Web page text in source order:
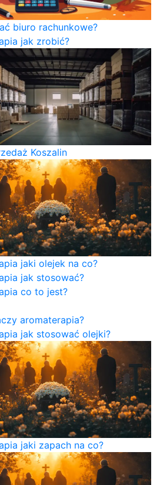
biuro rachunkowe?
jak zrobić?
Koszalin
jaki olejek na co?
jak stosować?
co to jest?
aromaterapia?
jak stosować olejki?
jaki zapach na co?